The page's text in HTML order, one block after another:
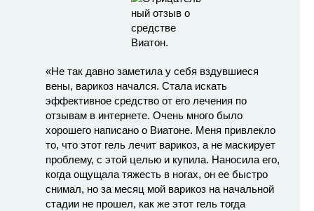
«Не так давно заметила у себя вздувшиеся
вены, варикоз начался. Стала искать
эффективное средство от его лечения по
отзывам в интернете. Очень много было
хорошего написано о Виатоне. Меня привлекло
то, что этот гель лечит варикоз, а не маскирует
проблему, с этой целью и купила. Наносила его,
когда ощущала тяжесть в ногах, он ее быстро
снимал, но за месяц мой варикоз на начальной
стадии не прошел, как же этот гель тогда